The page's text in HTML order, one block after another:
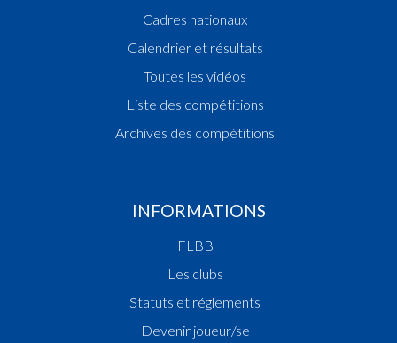
Cadres nationaux
Calendrier et résultats
Toutes les vidéos
Liste des compétitions
Archives des compétitions
INFORMATIONS
FLBB
Les clubs
Statuts et réglements
Devenir joueur/se